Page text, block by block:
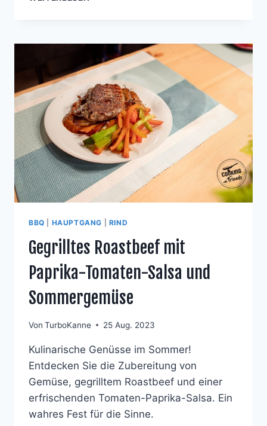
GARTENGEMÜSE
BBQ HAUPTGANG RIND
Gegrilltes Roastbeef mit
Paprika-Tomaten-Salsa und
Sommergemüse
Von TurboKanne 25 Aug. 2023
Kulinarische Genüsse im Sommer!
Entdecken Sie die Zubereitung von
Gemüse, gegrilltem Roastbeef und einer
erfrischenden Tomaten-Paprika-Salsa. Ein
wahres Fest für die Sinne.